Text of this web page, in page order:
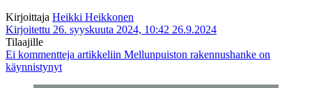
Kirjoittaja Heikki Heikkonen
Kirjoitettu 26. syyskuuta 2024, 10:42 26.9.2024
Tilaajille
Ei kommentteja artikkeliin Mellunpuiston rakennushanke on
käynnistynyt